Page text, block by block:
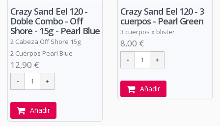
Crazy Sand Eel 120 -
Doble Combo - Off
Shore - 15g - Pearl Blue
2 Cabeza Off Shore 15g
2 Cuerpos Pearl Blue
12,90 €
Añadir
Crazy Sand Eel 120 - 3
cuerpos - Pearl Green
3 cuerpos x blister
8,00 €
Añadir